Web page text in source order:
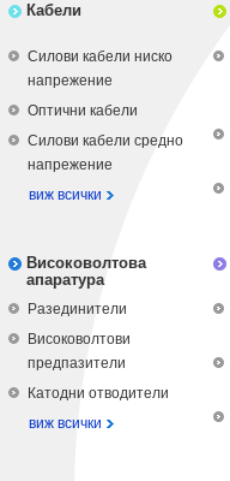
Кабели
Силови кабели ниско
напрежение
Оптични кабели
Силови кабели средно
напрежение
виж всички
Високоволтова
апаратура
Разединители
Високоволтови
предпазители
Катодни отводители
виж всички